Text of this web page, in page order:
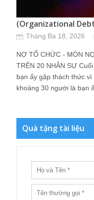
(Organizational
Tháng Ba 18, 2026
NỢ TỔ CHỨC - MÓN
TRÊN 20 NHÂN SỰ
bạn ấy gặp thách thức
khoảng 30 người là bạn
Quà tặng tài liệu